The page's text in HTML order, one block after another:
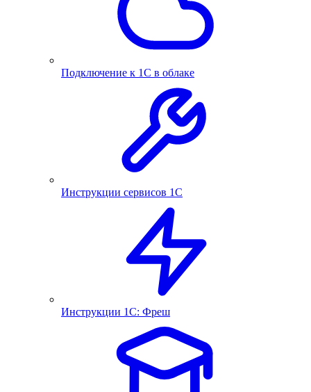
Подключение к 1С в облаке
Инструкции сервисов 1С
Инструкции 1С: Фреш